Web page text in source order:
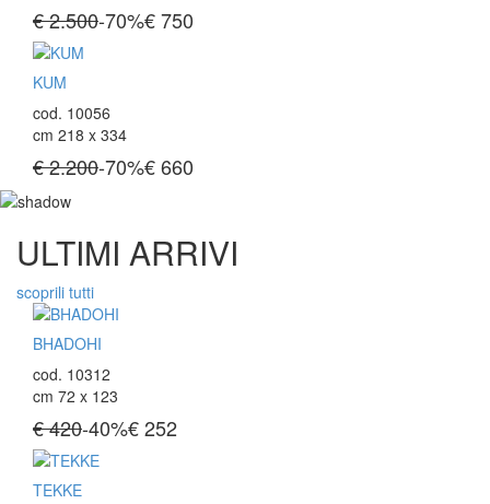
€ 2.500-70%€750
KUM
cod. 10056
cm 218 x 334
€ 2.200-70%€660
ULTIMI ARRIVI
scoprili tutti
BHADOHI
cod. 10312
cm 72 x 123
€ 420-40%€252
TEKKE